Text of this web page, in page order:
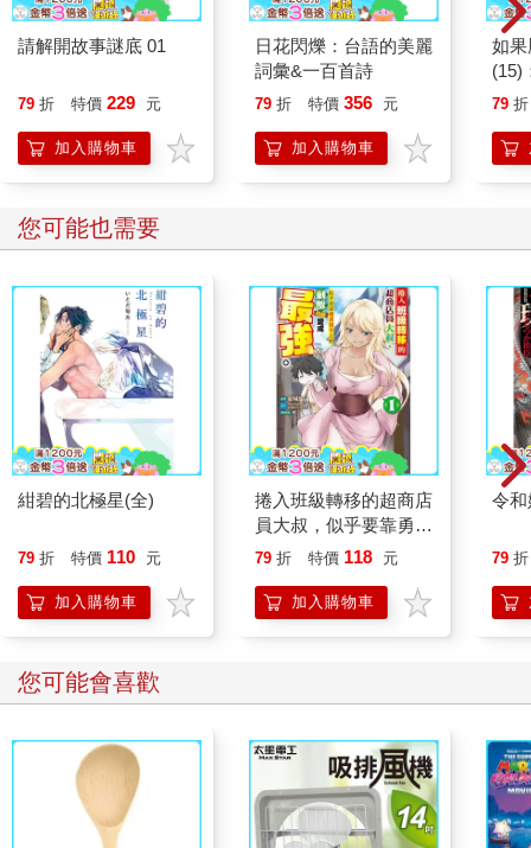
請解開故事謎底 01
79 折 特價 229 元
加入購物車
日花閃爍：台語的美麗
詞彙&一百首詩
79 折 特價 356 元
加入購物車
如
(15)
貓
79 折
您可能也需要
紺碧的北極星(全)
79 折 特價 110 元
加入購物車
捲入班級轉移的超商店
員大叔，似乎要靠勇者
用不上的剩餘技能變成
79 折 特價 118 元
加入購物車
令
79 折
您可能會喜歡